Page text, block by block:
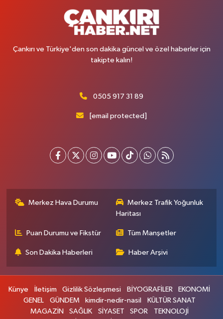
Çankırı ve Türkiye'den son dakika güncel ve özel haberler için
takipte kalın!
0505 917 31 89
[email protected]
Merkez Hava Durumu
Merkez Trafik Yoğunluk
Haritası
Puan Durumu ve Fikstür Tüm Manşetler
Son Dakika Haberleri Haber Arşivi
Künye İletişim Gizlilik Sözleşmesi BİYOGRAFİLER
EKONOMİ
GENEL
GÜNDEM kimdir-nedir-nasil
KÜLTÜR SANAT
MAGAZİN
SAĞLIK SİYASET SPOR
TEKNOLOJİ